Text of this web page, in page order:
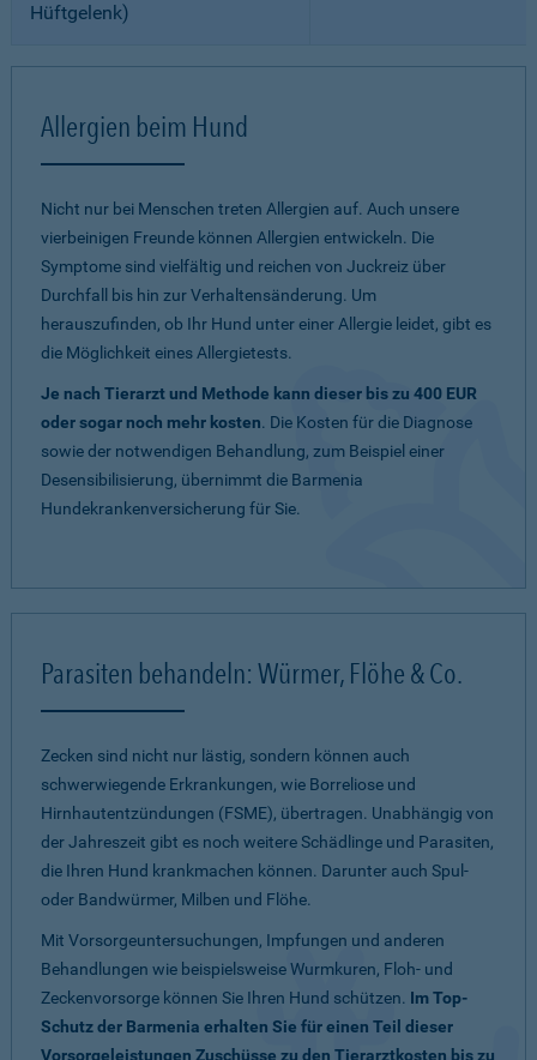
Hüftgelenk)
Allergien beim Hund
Nicht nur bei Menschen treten Allergien auf. Auch unsere
vierbeinigen Freunde können Allergien entwickeln. Die
Symptome sind vielfältig und reichen von Juckreiz über
Durchfall bis hin zur Verhaltensänderung. Um
herauszufinden, ob Ihr Hund unter einer Allergie leidet, gibt es
die Möglichkeit eines Allergietests.
Je nach Tierarzt und Methode kann dieser bis zu 400 EUR
oder sogar noch mehr kosten. Die Kosten für die Diagnose
sowie der notwendigen Behandlung, zum Beispiel einer
Desensibilisierung, übernimmt die Barmenia
Hundekrankenversicherung für Sie.
Parasiten behandeln: Würmer, Flöhe & Co.
Zecken sind nicht nur lästig, sondern können auch
schwerwiegende Erkrankungen, wie Borreliose und
Hirnhautentzündungen (FSME), übertragen. Unabhängig von
der Jahreszeit gibt es noch weitere Schädlinge und Parasiten,
die Ihren Hund krankmachen können. Darunter auch Spul-
oder Bandwürmer, Milben und Flöhe.
Mit Vorsorgeuntersuchungen, Impfungen und anderen
Behandlungen wie beispielsweise Wurmkuren, Floh- und
Zeckenvorsorge können Sie Ihren Hund schützen. Im Top-
Schutz der Barmenia erhalten Sie für einen Teil dieser
Vorsorgeleistungen Zuschüsse zu den Tierarztkosten bis zu